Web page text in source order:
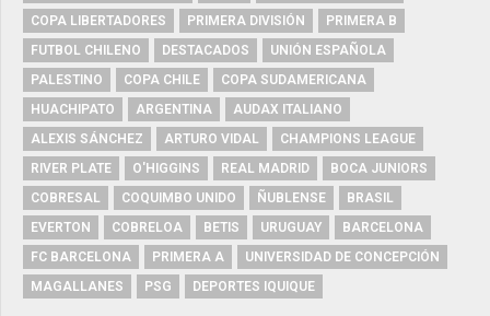
COPA LIBERTADORES
PRIMERA DIVISIÓN
PRIMERA B
FUTBOL CHILENO
DESTACADOS
UNIÓN ESPAÑOLA
PALESTINO
COPA CHILE
COPA SUDAMERICANA
HUACHIPATO
ARGENTINA
AUDAX ITALIANO
ALEXIS SÁNCHEZ
ARTURO VIDAL
CHAMPIONS LEAGUE
RIVER PLATE
O'HIGGINS REAL MADRID
BOCA JUNIORS
COBRESAL
COQUIMBO UNIDO ÑUBLENSE
BRASIL
EVERTON
COBRELOA BETIS URUGUAY
BARCELONA
FC BARCELONA
PRIMERA A
UNIVERSIDAD DE CONCEPCIÓN
MAGALLANES
PSG DEPORTES IQUIQUE